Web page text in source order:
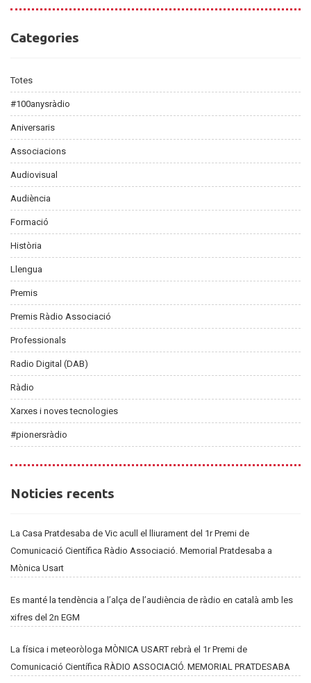
Categories
Categories
Totes
#100anysràdio
Aniversaris
Associacions
Audiovisual
Audiència
Formació
Història
Llengua
Premis
Premis Ràdio Associació
Professionals
Radio Digital (DAB)
Ràdio
Xarxes i noves tecnologies
#pionersràdio
Noticies
Noticies recents
La Casa Pratdesaba de Vic acull el lliurament del 1r Premi de
Comunicació Científica Ràdio Associació. Memorial Pratdesaba a
Mònica Usart
Es manté la tendència a l’alça de l’audiència de ràdio en català amb les
xifres del 2n EGM
La física i meteoròloga MÒNICA USART rebrà el 1r Premi de
Comunicació Científica RÀDIO ASSOCIACIÓ. MEMORIAL PRATDESABA